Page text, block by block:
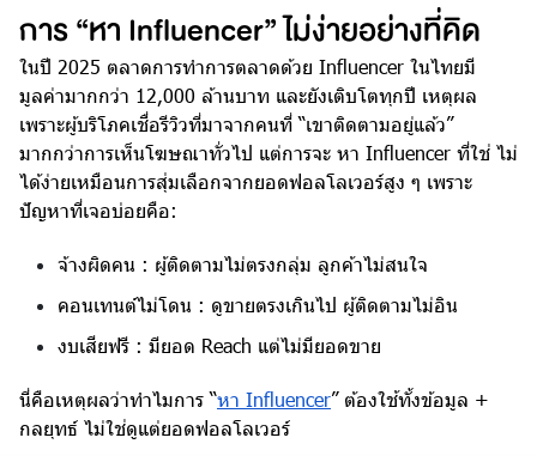
การ “หา Influencer” ไม่ง่ายอย่างที่คิด
ในปี 2025 ตลาดการทำการตลาดด้วย Influencer ในไทยมี
มูลค่ามากกว่า 12,000 ล้านบาท และยังเติบโตทุกปี เหตุผล
เพราะผู้บริโภคเชื่อรีวิวที่มาจากคนที่ “เขาติดตามอยู่แล้ว”
มากกว่าการเห็นโฆษณาทั่วไป แต่การจะ หา Influencer ที่ใช่ ไม่
ได้ง่ายเหมือนการสุ่มเลือกจากยอดฟอลโลเวอร์สูง ๆ เพราะ
ปัญหาที่เจอบ่อยคือ:
จ้างผิดคน : ผู้ติดตามไม่ตรงกลุ่ม ลูกค้าไม่สนใจ
คอนเทนต์ไม่โดน : ดูขายตรงเกินไป ผู้ติดตามไม่อิน
งบเสียฟรี : มียอด Reach แต่ไม่มียอดขาย
นี่คือเหตุผลว่าทำไมการ “หา Influencer” ต้องใช้ทั้งข้อมูล +
กลยุทธ์ ไม่ใช่ดูแต่ยอดฟอลโลเวอร์